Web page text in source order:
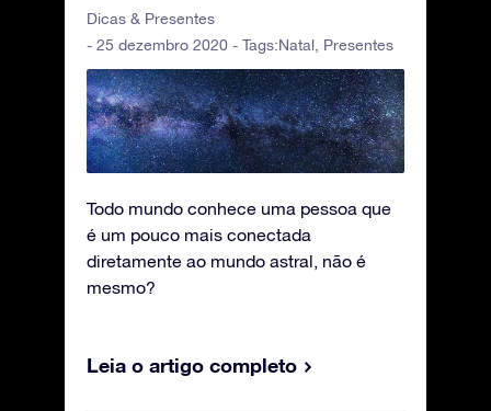
Dicas & Presentes
- 25 dezembro 2020 - Tags:Natal Presentes
Todo mundo conhece uma pessoa que
é um pouco mais conectada
diretamente ao mundo astral, não é
mesmo?
Leia o artigo completo